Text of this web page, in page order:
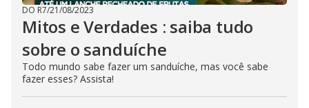
DO R7/21/08/2023
Mitos e Verdades : saiba tudo
sobre o sanduíche
Todo mundo sabe fazer um sanduíche, mas você sabe
fazer esses? Assista!